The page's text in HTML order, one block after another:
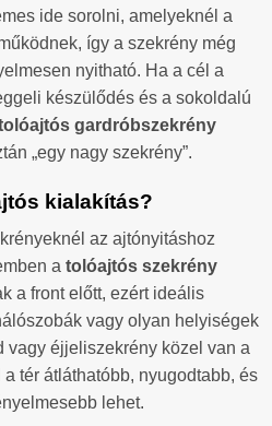
ide sorolni, amelyeknél a
így a szekrény még
nyitható. Ha a cél a
készülődés és a sokoldalú
gardróbszekrény
„egy nagy szekrény”.
kialakítás?
az ajtónyitáshoz
a tolóajtós szekrény
a front előtt, ezért ideális
vagy olyan helyiségek
vagy éjjeliszekrény közel van a
tér átláthatóbb, nyugodtabb, és
lehet.